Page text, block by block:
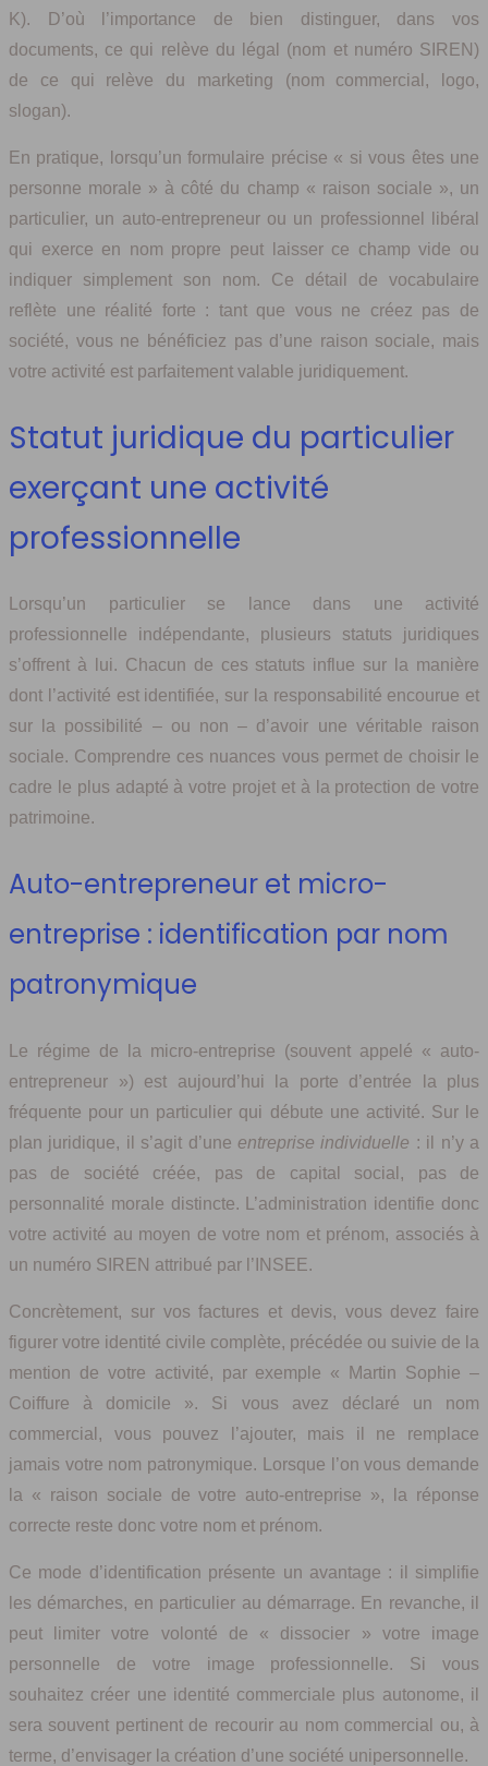
K). D’où l’importance de bien distinguer, dans vos
documents, ce qui relève du légal (nom et numéro SIREN)
de ce qui relève du marketing (nom commercial, logo,
slogan).
En pratique, lorsqu’un formulaire précise « si vous êtes une
personne morale » à côté du champ « raison sociale », un
particulier, un auto-entrepreneur ou un professionnel libéral
qui exerce en nom propre peut laisser ce champ vide ou
indiquer simplement son nom. Ce détail de vocabulaire
reflète une réalité forte : tant que vous ne créez pas de
société, vous ne bénéficiez pas d’une raison sociale, mais
votre activité est parfaitement valable juridiquement.
Statut juridique du particulier
exerçant une activité
professionnelle
Lorsqu’un particulier se lance dans une activité
professionnelle indépendante, plusieurs statuts juridiques
s’offrent à lui. Chacun de ces statuts influe sur la manière
dont l’activité est identifiée, sur la responsabilité encourue et
sur la possibilité – ou non – d’avoir une véritable raison
sociale. Comprendre ces nuances vous permet de choisir le
cadre le plus adapté à votre projet et à la protection de votre
patrimoine.
Auto-entrepreneur et micro-
entreprise : identification par nom
patronymique
Le régime de la micro-entreprise (souvent appelé « auto-
entrepreneur ») est aujourd’hui la porte d’entrée la plus
fréquente pour un particulier qui débute une activité. Sur le
plan juridique, il s’agit d’une entreprise individuelle : il n’y a
pas de société créée, pas de capital social, pas de
personnalité morale distincte. L’administration identifie donc
votre activité au moyen de votre nom et prénom, associés à
un numéro SIREN attribué par l’INSEE.
Concrètement, sur vos factures et devis, vous devez faire
figurer votre identité civile complète, précédée ou suivie de la
mention de votre activité, par exemple « Martin Sophie –
Coiffure à domicile ». Si vous avez déclaré un nom
commercial, vous pouvez l’ajouter, mais il ne remplace
jamais votre nom patronymique. Lorsque l’on vous demande
la « raison sociale de votre auto-entreprise », la réponse
correcte reste donc votre nom et prénom.
Ce mode d’identification présente un avantage : il simplifie
les démarches, en particulier au démarrage. En revanche, il
peut limiter votre volonté de « dissocier » votre image
personnelle de votre image professionnelle. Si vous
souhaitez créer une identité commerciale plus autonome, il
sera souvent pertinent de recourir au nom commercial ou, à
terme, d’envisager la création d’une société unipersonnelle.